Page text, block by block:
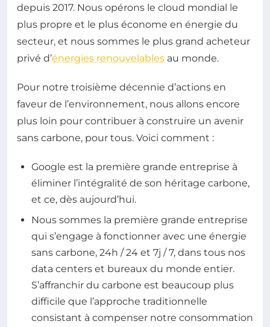
depuis 2017. Nous opérons le cloud mondial le
plus propre et le plus économe en énergie du
secteur, et nous sommes le plus grand acheteur
privé d’énergies renouvelables au monde.
Pour notre troisième décennie d’actions en
faveur de l’environnement, nous allons encore
plus loin pour contribuer à construire un avenir
sans carbone, pour tous. Voici comment :
Google est la première grande entreprise à
éliminer l’intégralité de son héritage carbone,
et ce, dès aujourd’hui.
Nous sommes la première grande entreprise
qui s’engage à fonctionner avec une énergie
sans carbone, 24h / 24 et 7j / 7, dans tous nos
data centers et bureaux du monde entier.
S’affranchir du carbone est beaucoup plus
difficile que l’approche traditionnelle
consistant à compenser notre consommation